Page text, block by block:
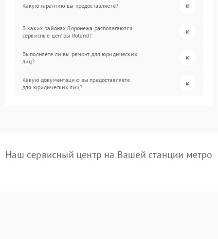
Какую гарантию вы предоставляете?
В каких районах Воронежа располагаются
сервисные центры Roland?
Выполняете ли вы ремонт для юридических
лиц?
Какую документацию вы предоставляете
для юридических лиц?
Наш сервисный центр на Вашей станции метро